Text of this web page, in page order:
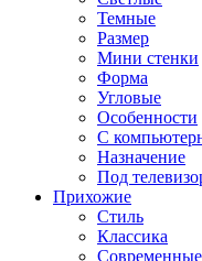
Темные
Размер
Мини стенки
Форма
Угловые
Особенности
С
Назначение
Под
Прихожие
Стиль
Классика
Современные